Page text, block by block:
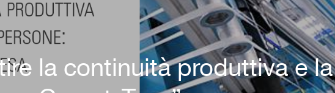
la continuità produttiva e